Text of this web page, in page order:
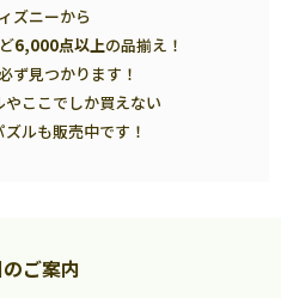
ズニーから
6,000点以上の品揃え！
ず見つかります！
ここでしか買えない
ルも販売中です！
ご案内